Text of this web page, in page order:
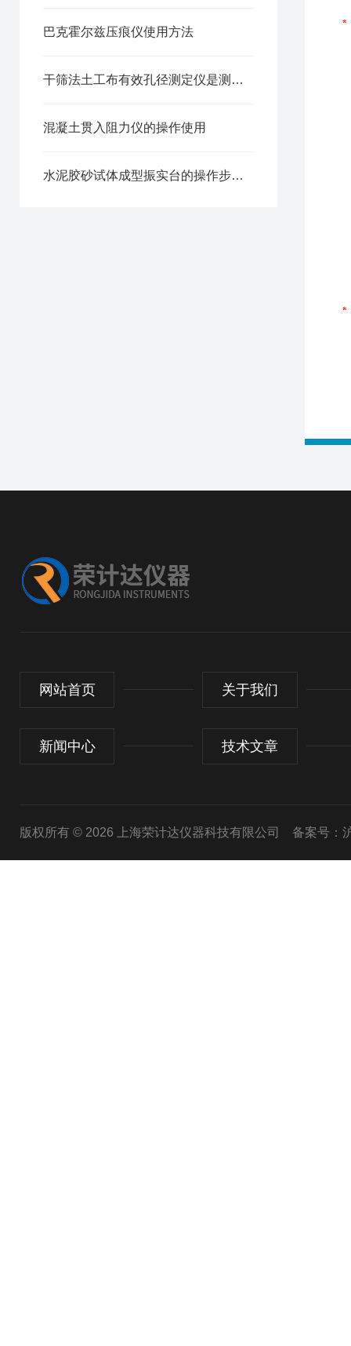
巴克霍尔兹压痕仪使用方法
干筛法土工布有效孔径测定仪是测定土工布等土工合成材料有效孔径的方法
混凝土贯入阻力仪的操作使用
水泥胶砂试体成型振实台的操作步骤是什么
网站首页 关于我们
新闻中心 技术文章
版权所有 © 2026 上海荣计达仪器科技有限公司 备案号：